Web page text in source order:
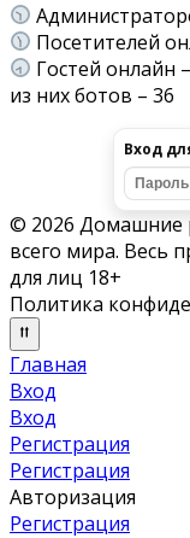
Посетителей
Гостей онлайн
из них ботов – 36
Вход
© 2026 Домашние
всего мира. Весь
для лиц 18+
Политика
Главная
Вход
Вход
Регистрация
Регистрация
Авторизация
Регистрация